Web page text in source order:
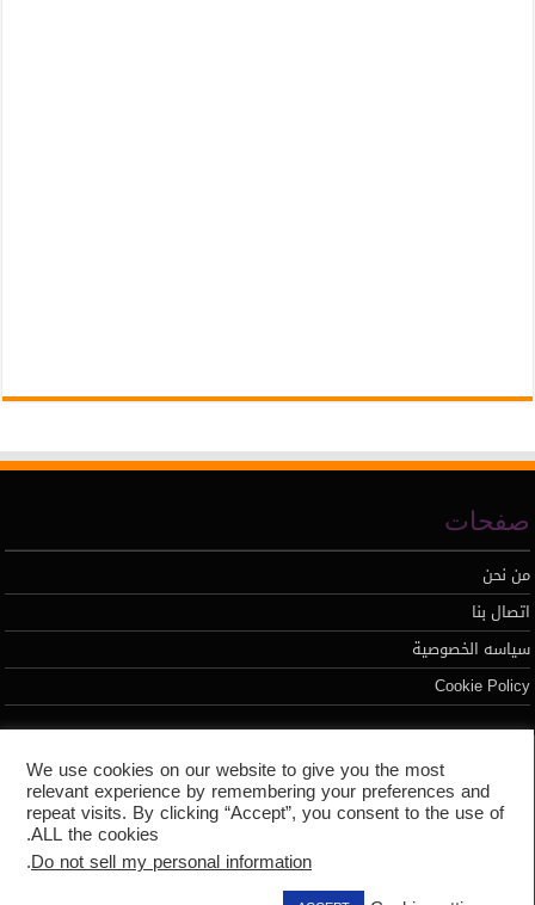
صفحات
من نحن
اتصال بنا
سياسه الخصوصية
Cookie Policy
تطوير محمد السيد
We use cookies on our website to give you the most
relevant experience by remembering your preferences and
repeat visits. By clicking “Accept”, you consent to the use of
ALL the cookies.
Do not sell my personal information
.